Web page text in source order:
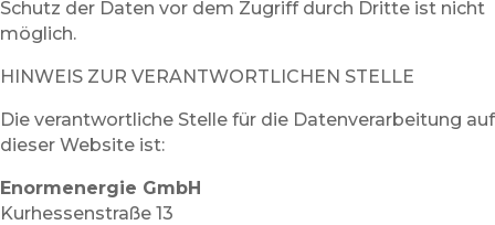
Schutz der Daten vor dem Zugriff durch Dritte ist nicht
möglich.
HINWEIS ZUR VERANTWORTLICHEN STELLE
Die verantwortliche Stelle für die Datenverarbeitung auf
dieser Website ist:
Enormenergie GmbH
Kurhessenstraße 13